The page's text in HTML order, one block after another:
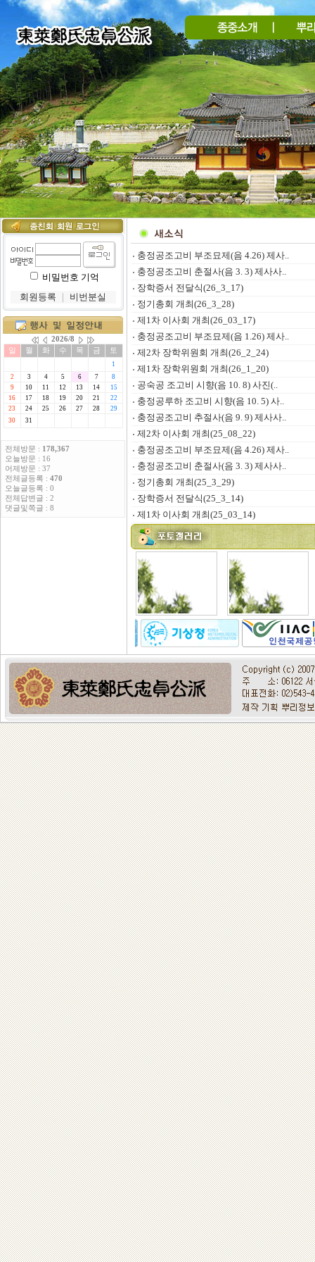
비밀번호 기억
회원등록
비번분실
전체방문 : 178,367
오늘방문 : 16
어제방문 : 37
전체글등록 : 470
오늘글등록 : 0
전체답변글 : 2
댓글및쪽글 : 8
충정공조고비 부조묘제(음 4.26) 제사..
충정공조고비 춘절사(음 3. 3) 제사사..
장학증서 전달식(26_3_17)
정기총회 개최(26_3_28)
제1차 이사회 개최(26_03_17)
충정공조고비 부조묘제(음 1.26) 제사..
제2차 장학위원회 개최(26_2_24)
제1차 장학위원회 개최(26_1_20)
공숙공 조고비 시향(음 10. 8) 사진(..
충정공루하 조고비 시향(음 10. 5) 사..
충정공조고비 추절사(음 9. 9) 제사사..
제2차 이사회 개최(25_08_22)
충정공조고비 부조묘제(음 4.26) 제사..
충정공조고비 춘절사(음 3. 3) 제사사..
정기총회 개최(25_3_29)
장학증서 전달식(25_3_14)
제1차 이사회 개최(25_03_14)